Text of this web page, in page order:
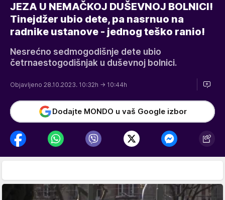
JEZA U NEMAČKOJ DUŠEVNOJ BOLNICI!
Tinejdžer ubio dete, pa nasrnuo na
radnike ustanove - jednog teško ranio!
Nesrećno sedmogodišnje dete ubio
četrnaestogodišnjak u duševnoj bolnici.
Objavljeno 28.10.2023. 10:32h → 10:44h
Dodajte MONDO u vaš Google izbor